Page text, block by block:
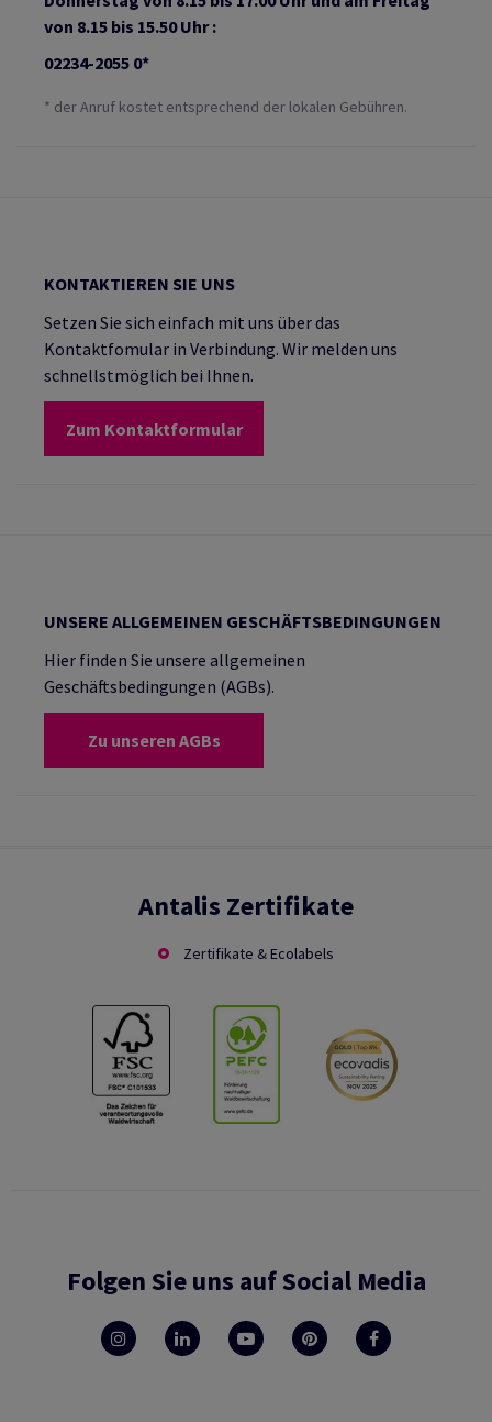
von 8.15 bis 15.50 Uhr :
02234-2055 0*
* der Anruf kostet entsprechend der lokalen Gebühren.
KONTAKTIEREN SIE UNS
Setzen Sie sich einfach mit uns über das
Kontaktfomular in Verbindung. Wir melden uns
schnellstmöglich bei Ihnen.
Zum Kontaktformular
UNSERE ALLGEMEINEN GESCHÄFTSBEDINGUNGEN
Hier finden Sie unsere allgemeinen
Geschäftsbedingungen (AGBs).
Zu unseren AGBs
Antalis Zertifikate
Zertifikate & Ecolabels
Folgen Sie uns auf Social Media